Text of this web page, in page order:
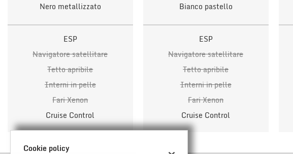
Nero metallizzato
ESP
Navigatore satellitare
Tetto apribile
Interni in pelle
Fari Xenon
Cruise Control
Bianco pastello
ESP
Navigatore satellitare
Tetto apribile
Interni in pelle
Fari Xenon
Cruise Control
Cookie policy